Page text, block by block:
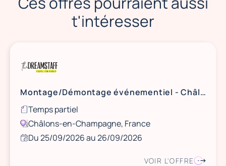
t'intéresser
Montage/Démontage événementiel - Châlons-en-Champagne
Temps partiel
Châlons-en-Champagne, France
Du 25/09/2026 au 26/09/2026
VOIR L'OFFRE